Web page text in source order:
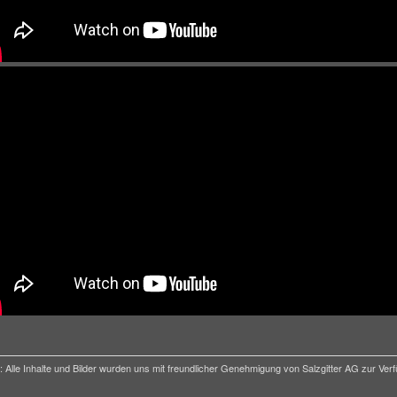
Alle Inhalte und Bilder wurden uns mit freundlicher Genehmigung von Salzgitter AG zur